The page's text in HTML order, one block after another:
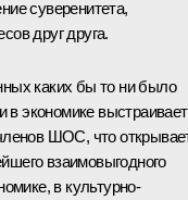
суверенитета,
друг друга.
каких бы то ни было
в экономике
ШОС, что
взаимовыгодного
в культурно-